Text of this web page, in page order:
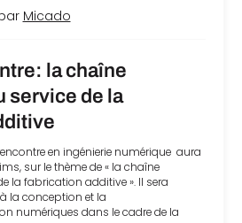
Micado
la chaîne
service de la
en ingénierie numérique aura
sur le thème de « la chaîne
la fabrication additive ». Il sera
la conception et la
numériques dans le cadre de la